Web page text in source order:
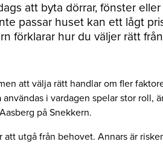
att byta dörrar, fönster eller
passar huset kan ett lågt
förklarar hur du väljer rätt från
att välja rätt handlar om fler
i vardagen spelar stor roll,
på Snekkern.
utgå från behovet. Annars är